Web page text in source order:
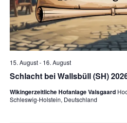
Schlacht bei Wallsbüll (SH)
15. August- 16. August
Wikingerzeitliche Hofanlage Valsgaard
Schleswig-Holstein, Deutschland